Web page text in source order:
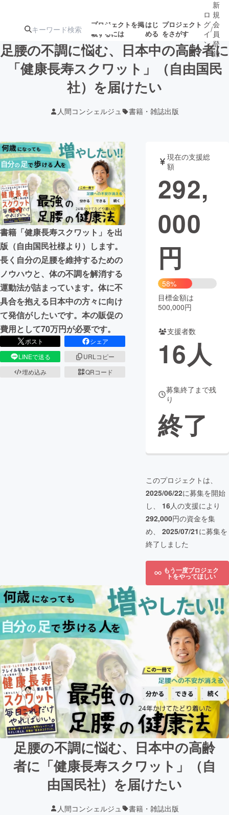
プロジェクトを掲
載するには
はじ
める
プロジェクト
をさがす
注目のリ 注目の新着プロ
ジェクト
募集終了が近いプ
ロジェクト
テクノロジー・ガジェット
映像・映画 書籍・雑誌
ビジネス・起業 チャレンジ
まちづくり・地域活性化
CAMPFIRE for Social Good
CAMPFIRE Creation
CAMPFIREふるさと納税
コミュニティ
ロ
グ
イ
ン
/
新
規
会
員
登
録
足腰の不調に悩む、日本中の高齢者に
「健康長寿スクワット」（自由国民
社）を届けたい
人間コンシェルジュ 書籍・雑誌出版
書籍「健康長寿スクワット」を出
版（自由国民社様より）します。
長く自分の足腰を維持するための
ノウハウと、体の不調を解消する
運動法が詰まっています。体に不
具合を抱える日本中の方々に向け
て発信がしたいです。本の販促の
費用として70万円が必要です。
ポスト
シェア
LINEで送る
URLコピー
埋め込み
QRコード
現在の支援総
額
292,
000
円
58%
目標金額は
500,000円
支援者数
16人
募集終了まで残
り
終了
このプロジェクトは、
2025/06/22に募集を開始
し、 16人の支援により
292,000円の資金を集
め、 2025/07/21に募集を
終了しました
もう一度プロジェク
トをやってほしい
足腰の不調に悩む、日本中の高齢
者に「健康長寿スクワット」（自
由国民社）を届けたい
人間コンシェルジュ 書籍・雑誌出版